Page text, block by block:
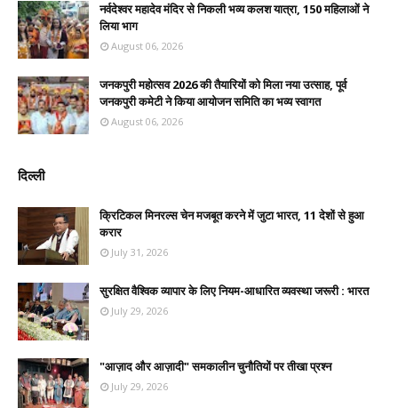
नर्वदेश्वर महादेव मंदिर से निकली भव्य कलश यात्रा, 150 महिलाओं ने
लिया भाग
August 06, 2026
जनकपुरी महोत्सव 2026 की तैयारियों को मिला नया उत्साह, पूर्व
जनकपुरी कमेटी ने किया आयोजन समिति का भव्य स्वागत
August 06, 2026
दिल्ली
क्रिटिकल मिनरल्स चेन मजबूत करने में जुटा भारत, 11 देशों से हुआ
करार
July 31, 2026
सुरक्षित वैश्विक व्यापार के लिए नियम-आधारित व्यवस्था जरूरी : भारत
July 29, 2026
"आज़ाद और आज़ादी" समकालीन चुनौतियों पर तीखा प्रश्न
July 29, 2026